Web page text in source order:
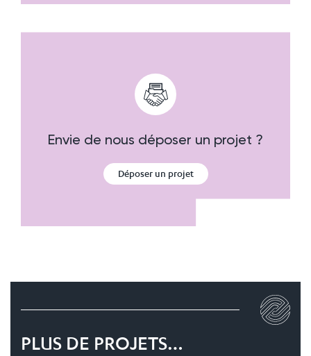
Envie de nous déposer un projet ?
Déposer un projet
PLUS DE PROJETS…